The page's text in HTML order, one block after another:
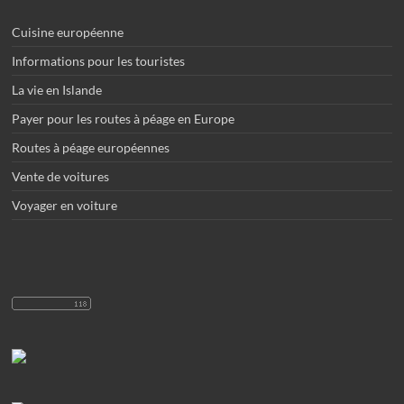
Cuisine européenne
Informations pour les touristes
La vie en Islande
Payer pour les routes à péage en Europe
Routes à péage européennes
Vente de voitures
Voyager en voiture